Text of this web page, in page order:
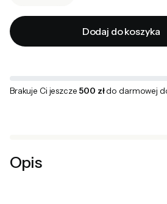
Dodaj do koszyka
Brakuje Ci jeszcze 500 złdo darmowej
Opis